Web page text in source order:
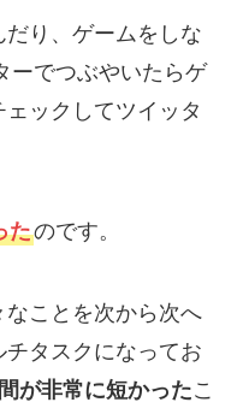
り、ゲームをしな
ーでつぶやいたらゲ
ックしてツイッタ
たのです。
なことを次から次へ
タスクになってお
が非常に短かったこ